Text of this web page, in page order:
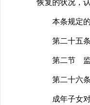
恢复的状况，
本条规定的
第二十五条
第二节
第二十六条
成年子女对